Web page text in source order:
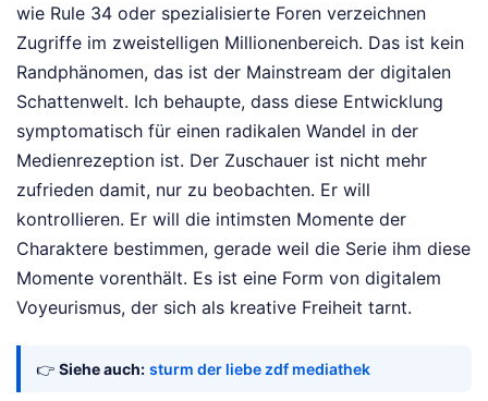
wie Rule 34 oder spezialisierte Foren verzeichnen
Zugriffe im zweistelligen Millionenbereich. Das ist kein
Randphänomen, das ist der Mainstream der digitalen
Schattenwelt. Ich behaupte, dass diese Entwicklung
symptomatisch für einen radikalen Wandel in der
Medienrezeption ist. Der Zuschauer ist nicht mehr
zufrieden damit, nur zu beobachten. Er will
kontrollieren. Er will die intimsten Momente der
Charaktere bestimmen, gerade weil die Serie ihm diese
Momente vorenthält. Es ist eine Form von digitalem
Voyeurismus, der sich als kreative Freiheit tarnt.
👉 Siehe auch: sturm der liebe zdf mediathek